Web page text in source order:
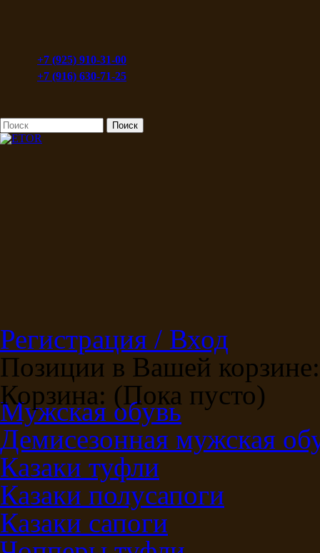
+7 (925) 910-31-00
+7 (916) 630-71-25
Регистрация / Вход
Позиции в Вашей корзине:
Корзина: (Пока пусто)
Мужская обувь
Демисезонная мужская
Казаки туфли
Казаки полусапоги
Казаки сапоги